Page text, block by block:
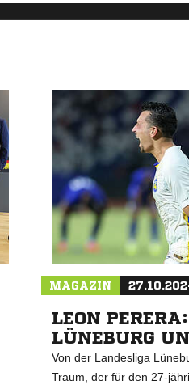
MAGAZIN
LEON
LÜNEBURG
Von der Landesliga
Traum, der für den 27-